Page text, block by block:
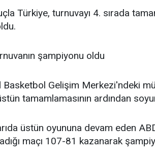
Türkiye, turnuvayı 4. sırada
şampiyonu oldu
Basketbol Gelişim Merkezi'ndeki
tamamlamasının ardından
üstün oyununa devam eden
maçı 107-81 kazanarak